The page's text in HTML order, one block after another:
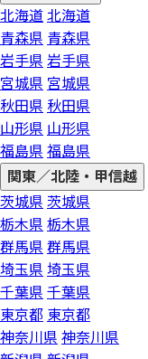
北海道 北海道
青森県 青森県
岩手県 岩手県
宮城県 宮城県
秋田県 秋田県
山形県 山形県
福島県 福島県
関東／北陸・甲信越
茨城県 茨城県
栃木県 栃木県
群馬県 群馬県
埼玉県 埼玉県
千葉県 千葉県
東京都 東京都
神奈川県 神奈川県